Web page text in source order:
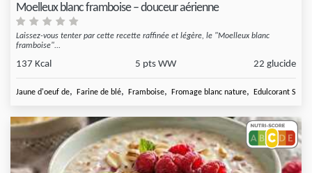
Moelleux blanc framboise – douceur aérienne
Laissez-vous tenter par cette recette raffinée et légère, le "Moelleux blanc
framboise"...
137 Kcal 5 pts WW 22 glucide
Jaune d'oeuf de, Farine de blé, Framboise, Fromage blanc nature, Edulcorant